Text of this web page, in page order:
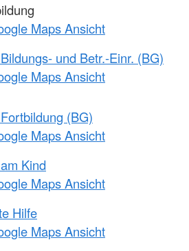
Maps Ansicht
und Betr.-Einr. (BG)
Maps Ansicht
(BG)
Maps Ansicht
Kind
Maps Ansicht
Hilfe
Maps Ansicht